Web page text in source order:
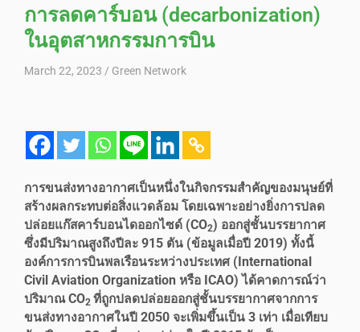
การลดคาร์บอน (decarbonization)
ในอุตสาหกรรมการบิน
March 22, 2023 Green Network
การขนส่งทางอากาศเป็นหนึ่งในกิจกรรมสำคัญของมนุษย์ที่
สร้างผลกระทบต่อสิ่งแวดล้อม โดยเฉพาะอย่างยิ่งการปลด
ปล่อยแก๊สคาร์บอนไดออกไซด์ (CO2) ออกสู่ชั้นบรรยากาศ
ซึ่งมีปริมาณสูงถึงปีละ 915 ตัน (ข้อมูลเมื่อปี 2019) ทั้งนี้
องค์การการบินพลเรือนระหว่างประเทศ (International
Civil Aviation Organization หรือ ICAO) ได้คาดการณ์ว่า
ปริมาณ CO2 ที่ถูกปลดปล่อยออกสู่ชั้นบรรยากาศจากการ
ขนส่งทางอากาศในปี 2050 จะเพิ่มขึ้นเป็น 3 เท่า เมื่อเทียบ